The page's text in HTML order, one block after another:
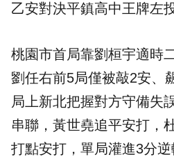
乙安對決平鎮高中王牌左
桃園市首局靠劉桓宇適時
劉任右前5局僅被敲2安、
局上新北把握對方守備失
串聯，黃世堯追平安打，
打點安打，單局灌進3分逆